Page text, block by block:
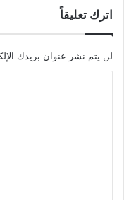
اترك تعليقاً
لن يتم نشر عنوان بريدك